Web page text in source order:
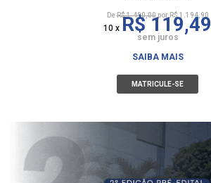
DeR$ 1.490,00por R$ 1.194,90
10 x R$ 119,49
sem juros
SAIBA MAIS
MATRICULE-SE